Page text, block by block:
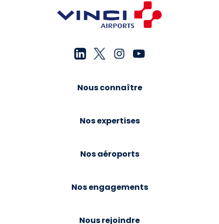
Nous connaître
Nos expertises
Nos aéroports
Nos engagements
Nous rejoindre